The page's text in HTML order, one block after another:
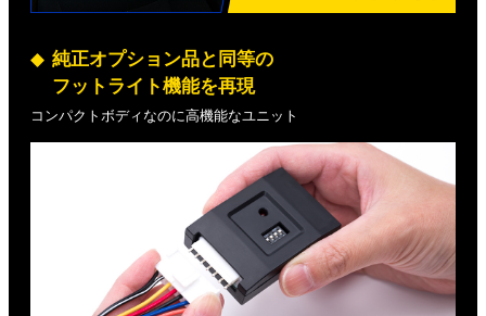
純正オプション品と同等の
フットライト機能を再現
コンパクトボディなのに高機能なユニット